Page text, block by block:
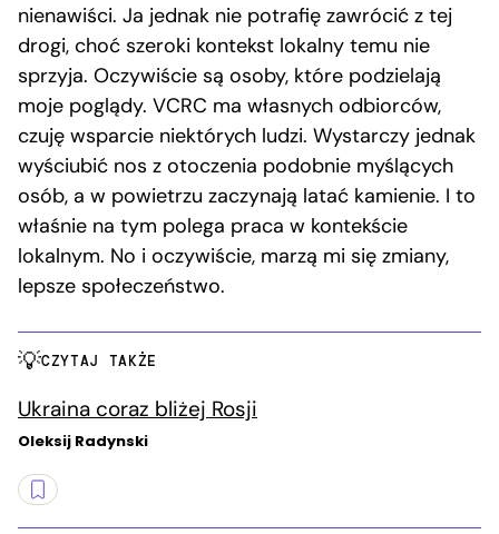
nienawiści. Ja jednak nie potrafię zawrócić z tej
drogi, choć szeroki kontekst lokalny temu nie
sprzyja. Oczywiście są osoby, które podzielają
moje poglądy. VCRC ma własnych odbiorców,
czuję wsparcie niektórych ludzi. Wystarczy jednak
wyściubić nos z otoczenia podobnie myślących
osób, a w powietrzu zaczynają latać kamienie. I to
właśnie na tym polega praca w kontekście
lokalnym. No i oczywiście, marzą mi się zmiany,
lepsze społeczeństwo.
CZYTAJ TAKŻE
Ukraina coraz bliżej Rosji
Oleksij Radynski